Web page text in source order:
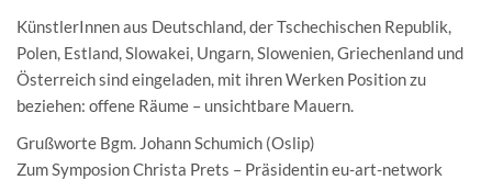
KünstlerInnen aus Deutschland, der Tschechischen Republik,
Polen, Estland, Slowakei, Ungarn, Slowenien, Griechenland und
Österreich sind eingeladen, mit ihren Werken Position zu
beziehen: offene Räume – unsichtbare Mauern.
Grußworte Bgm. Johann Schumich (Oslip)
Zum Symposion Christa Prets – Präsidentin eu-art-network